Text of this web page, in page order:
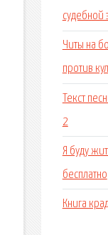
судебной
Читы на
против
Текст
2
Я буду
бесплатно
Книга